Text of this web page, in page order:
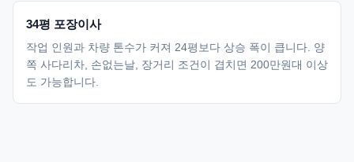
34평 포장이사
작업 인원과 차량 톤수가 커져 24평보다 상승 폭이 큽니다. 양
쪽 사다리차, 손없는날, 장거리 조건이 겹치면 200만원대 이상
도 가능합니다.